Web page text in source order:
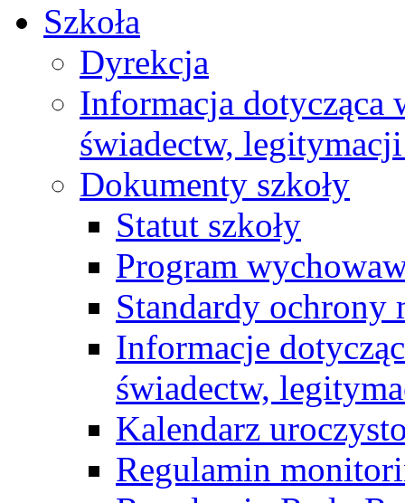
Szkoła
Dyrekcja
Informacja dotycząca
świadectw,
Dokumenty szkoły
Statut szkoły
Program
Standardy ochrony
Informacje
świadectw,
Kalendarz
Regulamin